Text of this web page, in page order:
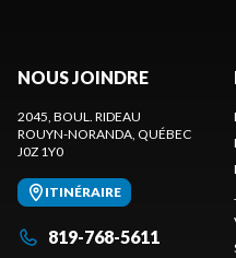
NOUS JOINDRE
2045, BOUL. RIDEAU
ROUYN-NORANDA, QUÉBEC
J0Z 1Y0
ITINÉRAIRE
819-768-5611